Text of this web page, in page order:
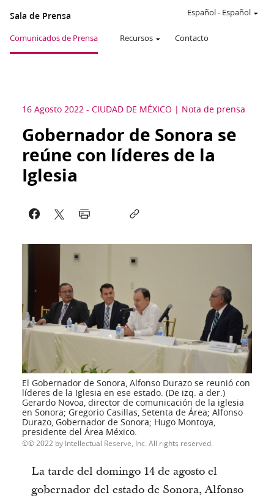
Sala de Prensa
Comunicados de Prensa Recursos Contacto
Español- Español
16 Agosto 2022 - CIUDAD DE MÉXICO Nota de prensa
Gobernador de Sonora se
reúne con líderes de la
Iglesia
El Gobernador de Sonora, Alfonso Durazo se reunió con
líderes de la Iglesia en ese estado. (De izq. a der.)
Gerardo Novoa, director de comunicación de la iglesia
en Sonora; Gregorio Casillas, Setenta de Área; Alfonso
Durazo, Gobernador de Sonora; Hugo Montoya,
presidente del Área México.
© 2022 by Intellectual Reserve, Inc. All rights reserved.
La tarde del domingo 14 de agosto el
gobernador del estado de Sonora, Alfonso